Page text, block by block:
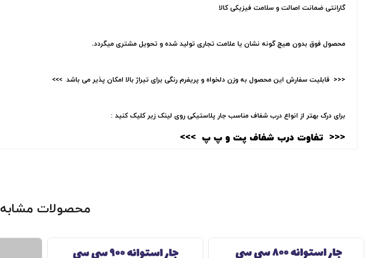
گارانتی ضمانت اصالت و سلامت فیزیکی کالا
محصول فوق بدون هیچ گونه نشان یا علامت تجاری تولید شده و تحویل مشتری میگردد.
<<< قابلیت سفارش این محصول به وزن دلخواه و پریفرم رنگی برای تیراژ بالا امکان پذیر می باشد >>>
برای درک بهتر از انواع درب شفاف مناسب جار پلاستیکی روی لینک زیر کلیک کنید :
<<<‌ تفاوت درب شفاف پت و پ پ >>>
محصولات مشابه